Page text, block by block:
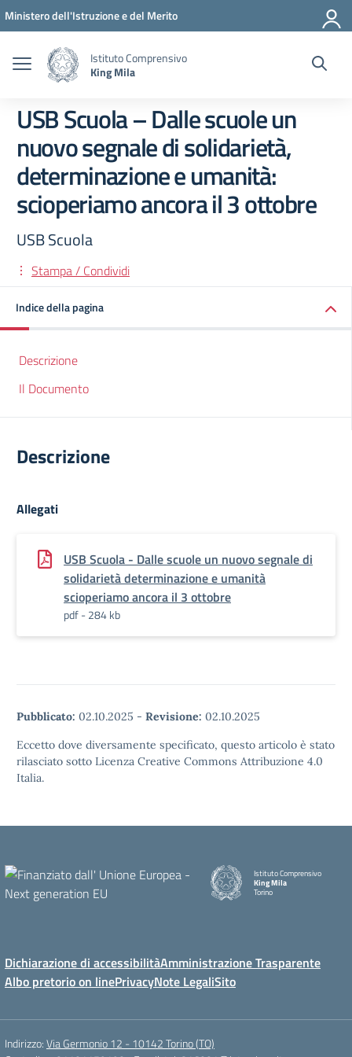
Vai ai contenuti
Vai al menu di navigazione
Vai al footer
Ministero dell'Istruzione e del Merito
Istituto Comprensivo
King Mila
USB Scuola – Dalle scuole un
nuovo segnale di solidarietà,
determinazione e umanità:
scioperiamo ancora il 3 ottobre
USB Scuola
Stampa / Condividi
Indice della pagina
Descrizione
Il Documento
Descrizione
Allegati
USB Scuola - Dalle scuole un nuovo segnale di
solidarietà determinazione e umanità
scioperiamo ancora il 3 ottobre
pdf - 284 kb
Pubblicato: 02.10.2025 - Revisione: 02.10.2025
Eccetto dove diversamente specificato, questo articolo è stato
rilasciato sotto Licenza Creative Commons Attribuzione 4.0
Italia.
Istituto Comprensivo
King Mila
Torino
Dichiarazione di accessibilitàAmministrazione Trasparente
Albo pretorio on linePrivacyNote LegaliSito
Indirizzo:Via Germonio 12 - 10142 Torino (TO)